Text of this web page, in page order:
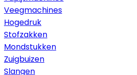
Veegmachines
Hogedruk
Stofzakken
Mondstukken
Zuigbuizen
Slangen